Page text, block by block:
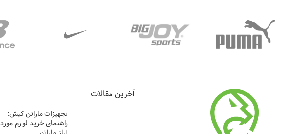
آخرین مقالات
تجهیزات ماراتن کیش:
راهنمای خرید لوازم مورد